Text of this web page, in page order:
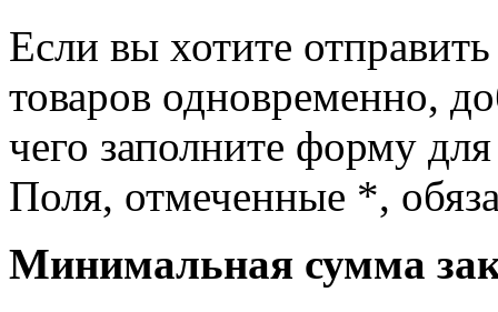
Если вы хотите
товаров одновременно,
чего заполните форму
Поля, отмеченные *,
Минимальная сумма